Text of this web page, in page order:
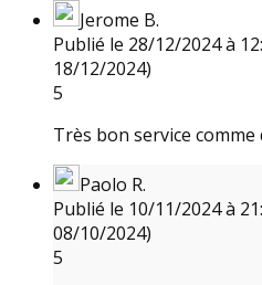
Jerome B.
Publié le 28/12/2024 à
18/12/2024)
5
Très bon service comme
Paolo R.
Publié le 10/11/2024 à
08/10/2024)
5